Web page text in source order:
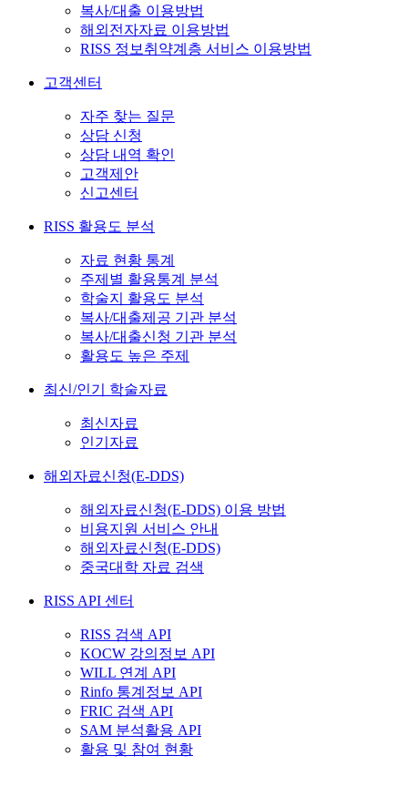
복사/대출 이용방법
해외전자자료 이용방법
RISS 정보취약계층 서비스 이용방법
고객센터
자주 찾는 질문
상담 신청
상담 내역 확인
고객제안
신고센터
RISS 활용도 분석
자료 현황 통계
주제별 활용통계 분석
학술지 활용도 분석
복사/대출제공 기관 분석
복사/대출신청 기관 분석
활용도 높은 주제
최신/인기 학술자료
최신자료
인기자료
해외자료신청(E-DDS)
해외자료신청(E-DDS) 이용 방법
비용지원 서비스 안내
해외자료신청(E-DDS)
중국대학 자료 검색
RISS API 센터
RISS 검색 API
KOCW 강의정보 API
WILL 연계 API
Rinfo 통계정보 API
FRIC 검색 API
SAM 분석활용 API
활용 및 참여 현황